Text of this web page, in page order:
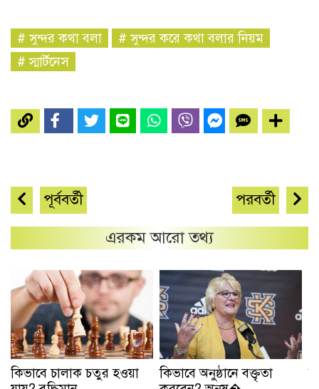
#সুন্দর কথা বলা #সুন্দর করে কথা বলার নিয়ম
#স্মার্টনেস
পূর্ববর্তী পরবর্তী
এরকম আরো তথ্য
কিভাবে চালাক চতুর হওয়া
কিভাবে অনুষ্ঠানে বক্তৃতা